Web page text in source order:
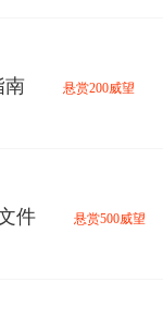
南 悬赏200威望
件 悬赏500威望